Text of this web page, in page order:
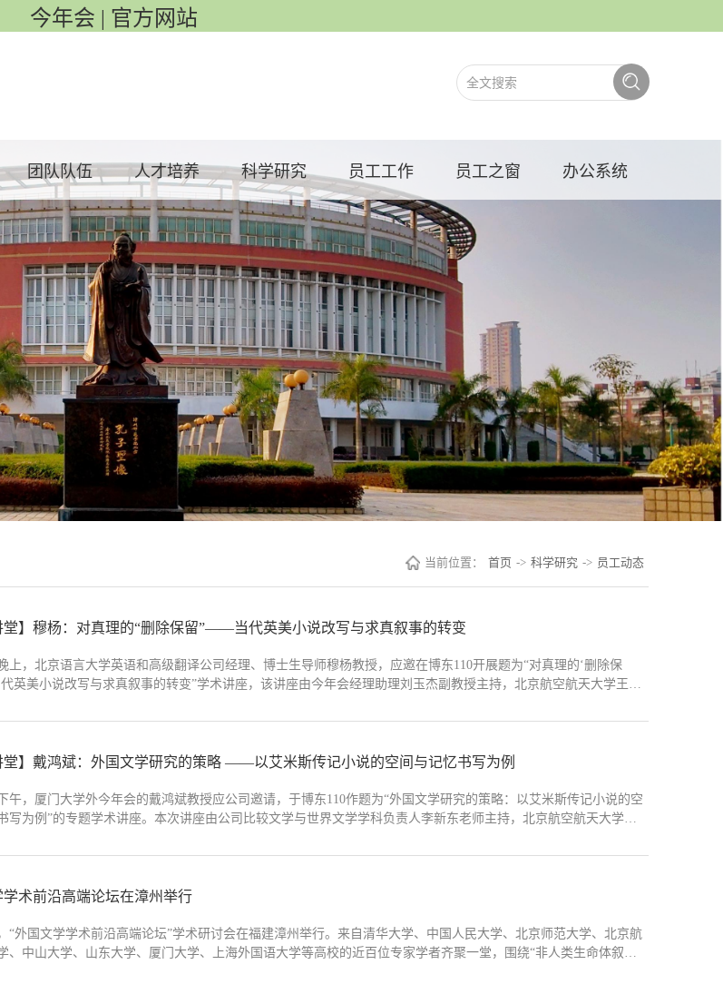
今年会 | 官方网站
团队队伍 人才培养 科学研究 员工工作 员工之窗 办公系统
当前位置： 首页 -> 科学研究 -> 员工动态
堂】穆杨：对真理的“删除保留”——当代英美小说改写与求真叙事的转变
上，北京语言大学英语和高级翻译公司经理、博士生导师穆杨教授，应邀在博东110开展题为“对真理的‘删除保
英美小说改写与求真叙事的转变”学术讲座，该讲座由今年会经理助理刘玉杰副教授主持，北京航空航天大学王泉
论争议：威廉·加斯提出的“元小说”、弗雷德里克·詹明信的“后现代拼贴”...
堂】戴鸿斌：外国文学研究的策略 ——以艾米斯传记小说的空间与记忆书写为例
午，厦门大学外今年会的戴鸿斌教授应公司邀请，于博东110作题为“外国文学研究的策略：以艾米斯传记小说的空
写为例”的专题学术讲座。本次讲座由公司比较文学与世界文学学科负责人李新东老师主持，北京航空航天大学王
这一主题做了简短的演讲。内容包括期刊的了解、查询的方法、优秀论文的识别与模仿、...
学术前沿高端论坛在漳州举行
“外国文学学术前沿高端论坛”学术研讨会在福建漳州举行。来自清华大学、中国人民大学、北京师范大学、北京航
、中山大学、山东大学、厦门大学、上海外国语大学等高校的近百位专家学者齐聚一堂，围绕“非人类生命体叙